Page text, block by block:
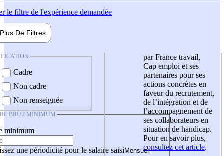
le filtre de l'expérience demandée
Plus De Filtres
Cadre
Non cadre
Non renseignée
BRUT MINIMUM
minimum
une périodicité pour le salaire saisi
par France travail,
Cap emploi et ses
partenaires pour ses
actions concrètes en
faveur du recrutement,
de l’intégration et de
l’accompagnement de
ses collaborateurs en
situation de handicap.
Pour en savoir plus,
consultez cet article.